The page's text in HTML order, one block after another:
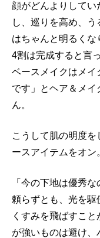
顔がどんよりしてい
し、巡りを高め、
はちゃんと明るく
4割は完成すると言
ベースメイクはメイ
です」とヘア＆メイ
ん。
こうして肌の明度
ースアイテムをオン
「今の下地は優秀
頼らずとも、光を駆
くすみを飛ばすこ
が強いものは避け